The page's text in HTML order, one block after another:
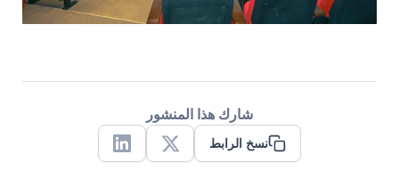
شارك هذا المنشور
نسخ الرابط
X
Linkedin